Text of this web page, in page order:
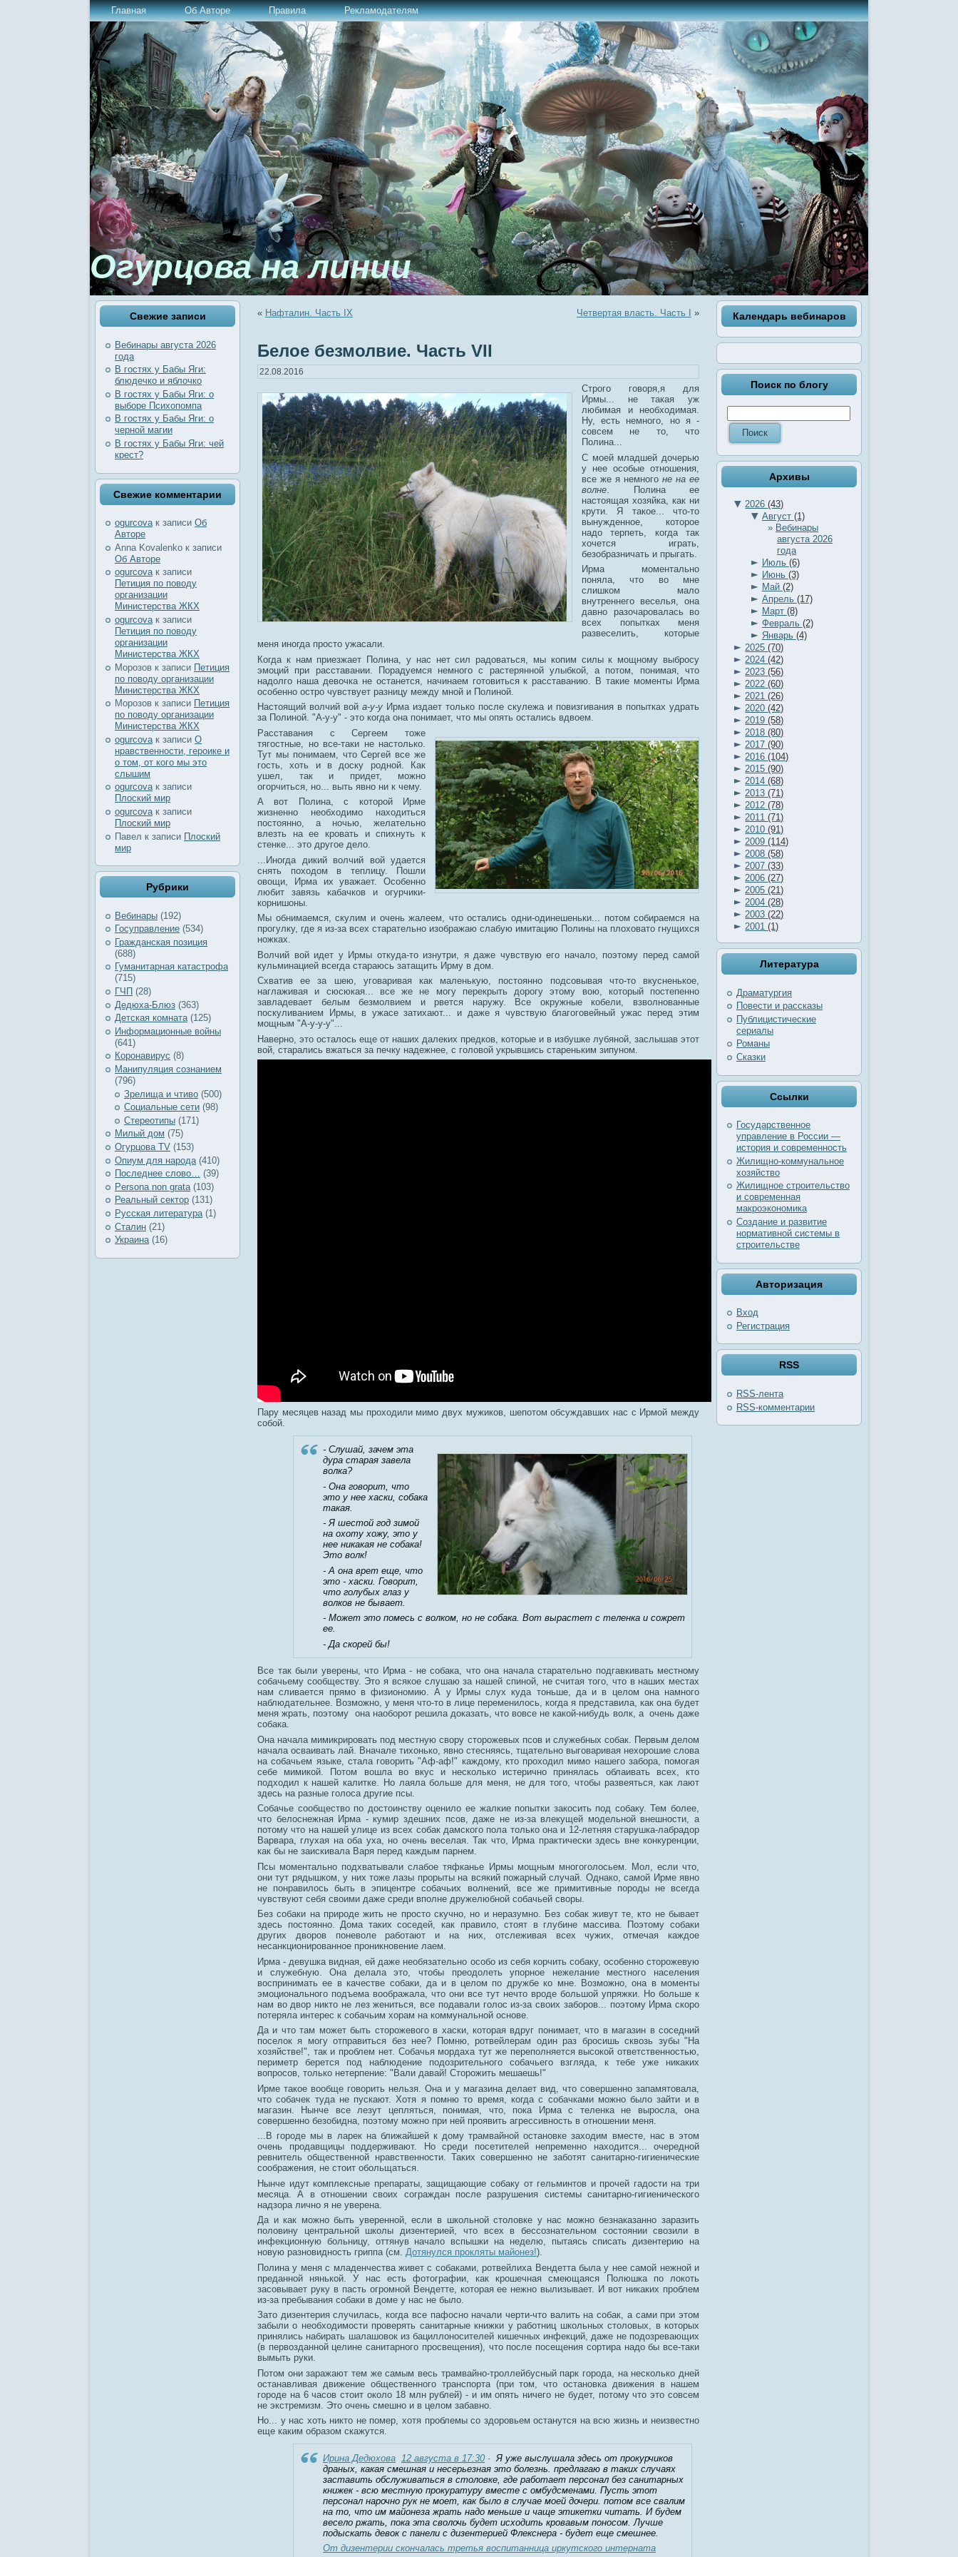
Главная Об Авторе Правила Рекламодателям
Огурцова на линии
Свежие записи
Вебинары августа 2026
года
В гостях у Бабы Яги:
блюдечко и яблочко
В гостях у Бабы Яги: о
выборе Психопомпа
В гостях у Бабы Яги: о
черной магии
В гостях у Бабы Яги: чей
крест?
Свежие комментарии
ogurcovaк записи Об
Авторе
Anna Kovalenko к записи
Об Авторе
ogurcovaк записи
Петиция по поводу
организации
Министерства ЖКХ
ogurcova к записи
Петиция по поводу
организации
Министерства ЖКХ
Морозов к записи Петиция
по поводу организации
Министерства ЖКХ
Морозов к записи Петиция
по поводу организации
Министерства ЖКХ
ogurcova к записи О
нравственности, героике и
о том, от кого мы это
слышим
ogurcovaк записи
Плоский мир
ogurcova к записи
Плоский мир
Павел к записи Плоский
мир
Рубрики
Вебинары (192)
Госуправление (534)
Гражданская позиция
(688)
Гуманитарная катастрофа
(715)
ГЧП (28)
Дедюха-Блюз (363)
Детская комната(125)
Информационные войны
(641)
Коронавирус (8)
Манипуляция сознанием
(796)
Зрелища и чтиво (500)
Социальные сети (98)
Стереотипы (171)
Милый дом (75)
Огурцова TV (153)
Опиум для народа (410)
Последнее слово… (39)
Рersona non grata (103)
Реальный сектор (131)
Русская литература (1)
Сталин (21)
Украина(16)
« Нафталин. Часть IХ Четвертая власть. Часть I »
Белое безмолвие. Часть VII
22.08.2016
Строго говоря,я для
Ирмы... не такая уж
любимая и необходимая.
Ну, есть немного, но я -
совсем не то, что
Полина...
С моей младшей дочерью
у нее особые отношения,
все же я немного не на ее
волне . Полина ее
настоящая хозяйка, как ни
крути. Я такое... что-то
вынужденное, которое
надо терпеть, когда так
хочется играть,
безобразничать и прыгать.
Ирма моментально
поняла, что во мне
слишком мало
внутреннего веселья, она
давно разочаровалась во
всех попытках меня
развеселить, которые
меня иногда просто ужасали.
Когда к нам приезжает Полина, у нас нет сил радоваться, мы копим силы к мощному выбросу
эмоций при расставании. Порадуемся немного с растерянной улыбкой, а потом, понимая, что
надолго наша девочка не останется, начинаем готовиться к расставанию. В такие моменты Ирма
особенно остро чувствует разницу между мной и Полиной.
Настоящий волчий вой а-у-у Ирма издает только после скулежа и повизгивания в попытках удрать
за Полиной. "А-у-у" - это когда она понимает, что мы опять остались вдвоем.
Расставания с Сергеем тоже
тягостные, но все-таки не настолько.
Тут мы понимаем, что Сергей все же
гость, хоть и в доску родной. Как
ушел, так и придет, можно
огорчиться, но... выть явно ни к чему.
А вот Полина, с которой Ирме
жизненно необходимо находиться
постоянно, а ночью, желательно
влезть на ее кровать и спихнуть к
стенке... это другое дело.
...Иногда дикий волчий вой удается
снять походом в теплицу. Пошли
овощи, Ирма их уважает. Особенно
любит завязь кабачков и огурчики-
корнишоны.
Мы обнимаемся, скулим и очень жалеем, что остались одни-одинешеньки... потом собираемся на
прогулку, где я из-за всех старательно изображаю слабую имитацию Полины на плоховато гнущихся
ножках.
Волчий вой идет у Ирмы откуда-то изнутри, я даже чувствую его начало, поэтому перед самой
кульминацией всегда стараюсь затащить Ирму в дом.
Схватив ее за шею, уговаривая как маленькую, постоянно подсовывая что-то вкусненькое,
наглаживая и сюсюкая... все же не могу перекрыть дорогу этому вою, который постепенно
завладевает белым безмолвием и рвется наружу. Все окружные кобели, взволнованные
поскуливанием Ирмы, в ужасе затихают... и даже я чувствую благоговейный ужас перед этим
мощным "А-у-у-у"...
Наверно, это осталось еще от наших далеких предков, которые и в избушке лубяной, заслышав этот
вой, старались вжаться за печку надежнее, с головой укрывшись стареньким зипуном.
Пару месяцев назад мы проходили мимо двух мужиков, шепотом обсуждавших нас с Ирмой между
собой.
- Слушай, зачем эта
дура старая завела
волка?
- Она говорит, что
это у нее хаски, собака
такая.
- Я шестой год зимой
на охоту хожу, это у
нее никакая не собака!
Это волк!
- А она врет еще, что
это - хаски. Говорит,
что голубых глаз у
волков не бывает.
- Может это помесь с волком, но не собака. Вот вырастет с теленка и сожрет
ее.
- Да скорей бы!
Все так были уверены, что Ирма - не собака, что она начала старательно подгавкивать местному
собачьему сообществу. Это я всякое слушаю за нашей спиной, не считая того, что в наших местах
нам сливается прямо в физиономию. А у Ирмы слух куда тоньше, да и в целом она намного
наблюдательнее. Возможно, у меня что-то в лице переменилось, когда я представила, как она будет
меня жрать, поэтому она наоборот решила доказать, что вовсе не какой-нибудь волк, а очень даже
собака.
Она начала мимикрировать под местную свору сторожевых псов и служебных собак. Первым делом
начала осваивать лай. Вначале тихонько, явно стесняясь, тщательно выговаривая нехорошие слова
на собачьем языке, стала говорить "Аф-аф!" каждому, кто проходил мимо нашего забора, помогая
себе мимикой. Потом вошла во вкус и несколько истерично принялась облаивать всех, кто
подходил к нашей калитке. Но лаяла больше для меня, не для того, чтобы развеяться, как лают
здесь на разные голоса другие псы.
Собачье сообщество по достоинству оценило ее жалкие попытки закосить под собаку. Тем более,
что белоснежная Ирма - кумир здешних псов, даже не из-за влекущей модельной внешности, а
потому что на нашей улице из всех собак дамского пола только она и 12-летняя старушка-лабрадор
Варвара, глухая на оба уха, но очень веселая. Так что, Ирма практически здесь вне конкуренции,
как бы не заискивала Варя перед каждым парнем.
Псы моментально подхватывали слабое тяфканье Ирмы мощным многоголосьем. Мол, если что,
они тут рядышком, у них тоже лазы прорыты на всякий пожарный случай. Однако, самой Ирме явно
не понравилось быть в эпицентре собачьих волнений, все же примитивные породы не всегда
чувствуют себя своими даже среди вполне дружелюбной собачьей своры.
Без собаки на природе жить не просто скучно, но и неразумно. Без собак живут те, кто не бывает
здесь постоянно. Дома таких соседей, как правило, стоят в глубине массива. Поэтому собаки
других дворов поневоле работают и на них, отслеживая всех чужих, отмечая каждое
несанкционированное проникновение лаем.
Ирма - девушка видная, ей даже необязательно особо из себя корчить собаку, особенно сторожевую
и служебную. Она делала это, чтобы преодолеть упорное нежелание местного населения
воспринимать ее в качестве собаки, да и в целом по дружбе ко мне. Возможно, она в моменты
эмоционального подъема воображала, что они все тут нечто вроде большой упряжки. Но больше к
нам во двор никто не лез жениться, все подавали голос из-за своих заборов... поэтому Ирма скоро
потеряла интерес к собачьим хорам на коммунальной основе.
Да и что там может быть сторожевого в хаски, которая вдруг понимает, что в магазин в соседний
поселок я могу отправиться без нее? Помню, ротвейлерам один раз бросишь сквозь зубы "На
хозяйстве!", так и проблем нет. Собачья мордаха тут же переполняется высокой ответственностью,
периметр берется под наблюдение подозрительного собачьего взгляда, к тебе уже никаких
вопросов, только нетерпение: "Вали давай! Сторожить мешаешь!"
Ирме такое вообще говорить нельзя. Она и у магазина делает вид, что совершенно запамятовала,
что собачек туда не пускают. Хотя я помню то время, когда с собачками можно было зайти и в
магазин. Нынче все лезут цепляться, понимая, что, пока Ирма с теленка не выросла, она
совершенно безобидна, поэтому можно при ней проявить агрессивность в отношении меня.
...В городе мы в ларек на ближайшей к дому трамвайной остановке заходим вместе, нас в этом
очень продавщицы поддерживают. Но среди посетителей непременно находится... очередной
ревнитель общественной нравственности. Таких совершенно не заботят санитарно-гигиенические
соображения, не стоит обольщаться.
Нынче идут комплексные препараты, защищающие собаку от гельминтов и прочей гадости на три
месяца. А в отношении своих сограждан после разрушения системы санитарно-гигиенического
надзора лично я не уверена.
Да и как можно быть уверенной, если в школьной столовке у нас можно безнаказанно заразить
половину центральной школы дизентерией, что всех в бессознательном состоянии свозили в
инфекционную больницу, оттянув начало вспышки на неделю, пытаясь списать дизентерию на
новую разновидность гриппа (см. Дотянулся прокляты майонез!).
Полина у меня с младенчества живет с собаками, ротвейлиха Вендетта была у нее самой нежной и
преданной нянькой. У нас есть фотографии, как крошечная смеющаяся Полюшка по локоть
засовывает руку в пасть огромной Вендетте, которая ее нежно вылизывает. И вот никаких проблем
из-за пребывания собаки в доме у нас не было.
Зато дизентерия случилась, когда все пафосно начали черти-что валить на собак, а сами при этом
забыли о необходимости проверять санитарные книжки у работниц школьных столовых, в которых
принялись набирать шалашовок из бациллоносителей кишечных инфекций, даже не подозревающих
(в первозданной целине санитарного просвещения), что после посещения сортира надо бы все-таки
вымыть руки.
Потом они заражают тем же самым весь трамвайно-троллейбусный парк города, на несколько дней
останавливая движение общественного транспорта (при том, что остановка движения в нашем
городе на 6 часов стоит около 18 млн рублей) - и им опять ничего не будет, потому что это совсем
не экстремизм. Это очень смешно и в целом забавно.
Но... у нас хоть никто не помер, хотя проблемы со здоровьем останутся на всю жизнь и неизвестно
еще каким образом скажутся.
Ирина Дедюхова 12 августа в 17:30 · Я уже выслушала здесь от прокурчиков
драных, какая смешная и несерьезная это болезнь. предлагаю в таких случаях
заставить обслуживаться в столовке, где работает персонал без санитарных
книжек - всю местную прокуратуру вместе с омбудсменами. Пусть этот
персонал нарочно рук не моет, как было в случае моей дочери. потом все свалим
на то, что им майонеза жрать надо меньше и чаще этикетки читать. И будем
весело ржать, пока эта сволочь будет исходить кровавым поносом. Лучше
подыскать девок с панели с дизентерией Флекснера - будет еще смешнее.
От дизентерии скончалась третья воспитанница иркутского интерната
Календарь вебинаров
Поиск по блогу
Архивы
▼ 2026(43)
▼ Август (1)
Вебинары
августа 2026
года
► Июль (6)
► Июнь (3)
► Май (2)
► Апрель (17)
► Март (8)
► Февраль (2)
► Январь (4)
► 2025(70)
► 2024(42)
► 2023(56)
► 2022(60)
► 2021(26)
► 2020(42)
► 2019(58)
► 2018(80)
► 2017(90)
► 2016(104)
► 2015(90)
► 2014(68)
► 2013(71)
► 2012(78)
► 2011(71)
► 2010(91)
► 2009(114)
► 2008(58)
► 2007(33)
► 2006(27)
► 2005(21)
► 2004(28)
► 2003(22)
► 2001(1)
Литература
Драматургия
Повести и рассказы
Публицистические
сериалы
Романы
Сказки
Ссылки
Государственное
управление в России —
история и современность
Жилищно-коммунальное
хозяйство
Жилищное строительство
и современная
макроэкономика
Создание и развитие
нормативной системы в
строительстве
Авторизация
Вход
Регистрация
RSS
RSS-лента
RSS-комментарии